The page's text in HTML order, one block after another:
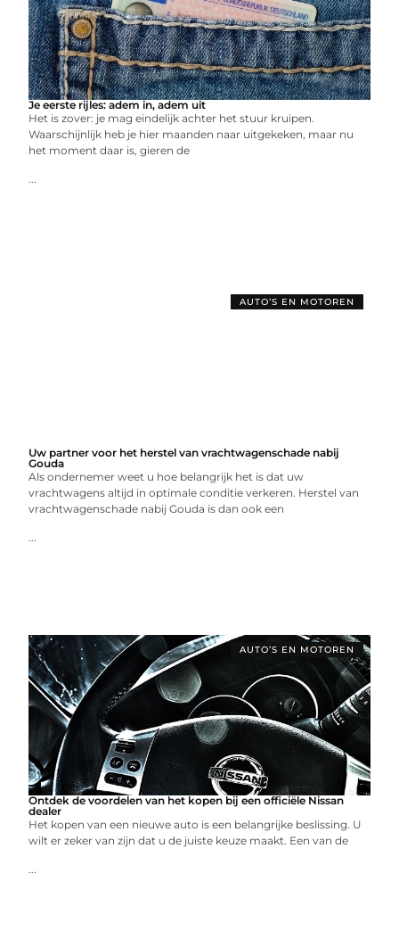
Je eerste rijles: adem in, adem uit
Het is zover: je mag eindelijk achter het stuur kruipen.
Waarschijnlijk heb je hier maanden naar uitgekeken, maar nu
het moment daar is, gieren de
...
AUTO’S EN MOTOREN
Uw partner voor het herstel van vrachtwagenschade nabij
Gouda
Als ondernemer weet u hoe belangrijk het is dat uw
vrachtwagens altijd in optimale conditie verkeren. Herstel van
vrachtwagenschade nabij Gouda is dan ook een
...
AUTO’S EN MOTOREN
Ontdek de voordelen van het kopen bij een officiële Nissan
dealer
Het kopen van een nieuwe auto is een belangrijke beslissing. U
wilt er zeker van zijn dat u de juiste keuze maakt. Een van de
...